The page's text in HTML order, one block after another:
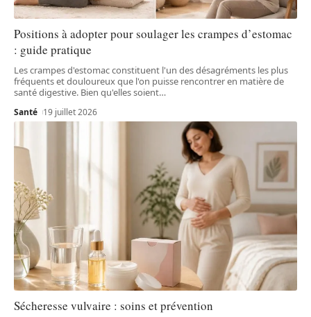
Positions à adopter pour soulager les crampes d’estomac
: guide pratique
Les crampes d'estomac constituent l'un des désagréments les plus
fréquents et douloureux que l'on puisse rencontrer en matière de
santé digestive. Bien qu'elles soient…
Santé 19 juillet 2026
Sécheresse vulvaire : soins et prévention